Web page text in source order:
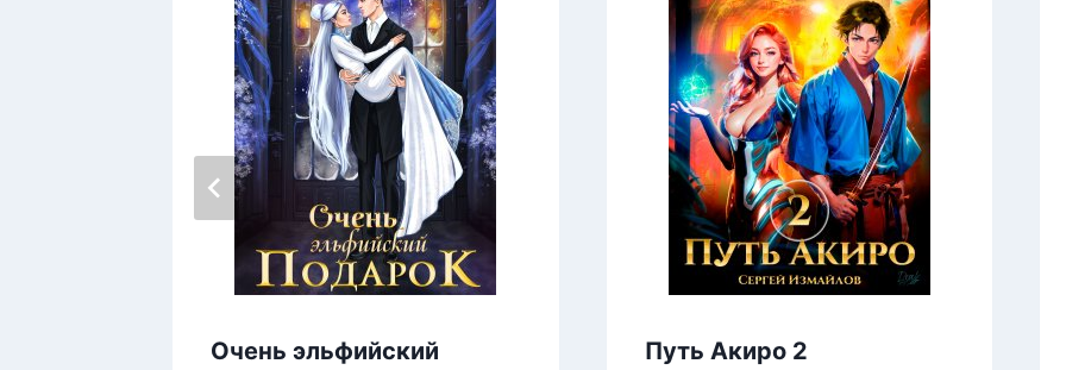
Очень эльфийский Путь Акиро 2